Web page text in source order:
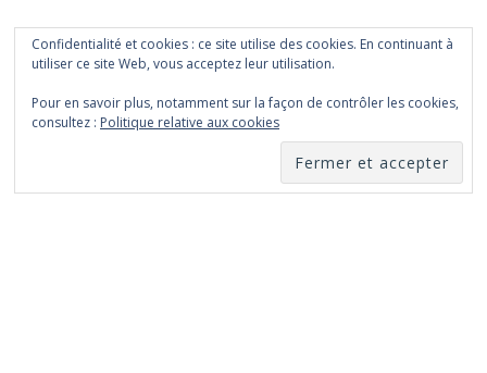
Confidentialité et cookies : ce site utilise des cookies. En continuant à
utiliser ce site Web, vous acceptez leur utilisation.
Pour en savoir plus, notamment sur la façon de contrôler les cookies,
consultez : Politique relative aux cookies